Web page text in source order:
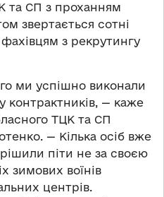
та СП з проханням
звертається сотні
з рекрутингу
ми успішно виконали
контрактників, — каже
ТЦК та СП
— Кілька осіб вже
піти не за своєю
зимових воїнів
центрів.